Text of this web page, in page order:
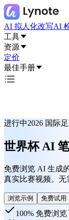
AI 拟人化改写AI
工具
资源
定价
最佳手册
进行中2026 国际
世界杯 AI
免费浏览 AI 生成
真实比赛视频。无
浏览示例 免费试用
100% 免费浏览